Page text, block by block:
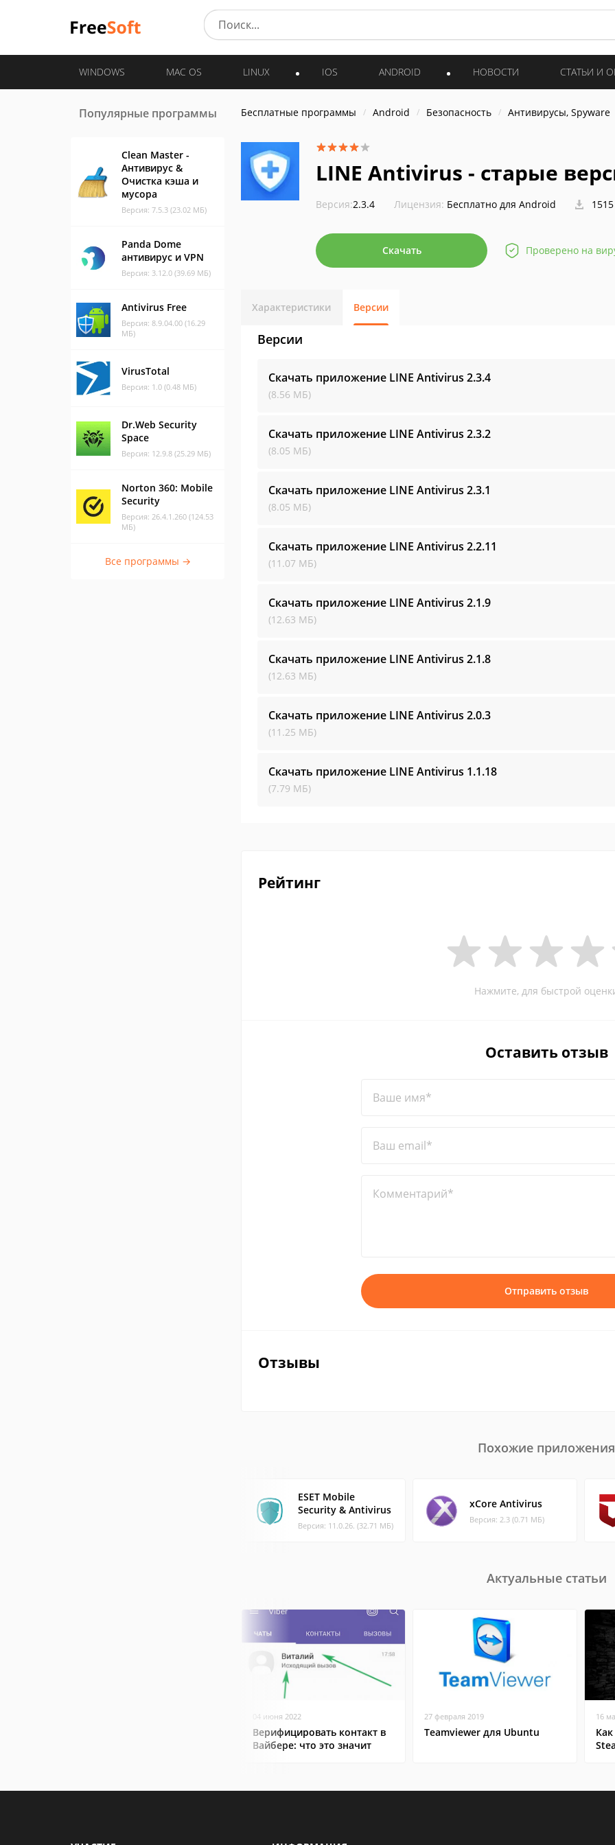
WINDOWS MAC OS LINUX IOS ANDROID НОВОСТИ СТАТЬИ И
Популярные программы
Clean Master -
Антивирус &
Очистка кэша и
мусора
Версия: 7.5.3 (23.02 МБ)
Panda Dome
антивирус и VPN
Версия: 3.12.0 (39.69 МБ)
Antivirus Free
Версия: 8.9.04.00 (16.29
МБ)
VirusTotal
Версия: 1.0 (0.48 МБ)
Dr.Web Security
Space
Версия: 12.9.8 (25.29 МБ)
Norton 360: Mobile
Security
Версия: 26.4.1.260 (124.53
МБ)
Все программы →
Бесплатные программы Android Безопасность Антивирусы, Spyware
LINE Antivirus - старые
Версия:2.3.4 Лицензия: Бесплатно для Android
Скачать Проверено на
Характеристики Версии
Версии
Скачать приложение LINE Antivirus 2.3.4
(8.56 МБ)
Скачать приложение LINE Antivirus 2.3.2
(8.05 МБ)
Скачать приложение LINE Antivirus 2.3.1
(8.05 МБ)
Скачать приложение LINE Antivirus 2.2.11
(11.07 МБ)
Скачать приложение LINE Antivirus 2.1.9
(12.63 МБ)
Скачать приложение LINE Antivirus 2.1.8
(12.63 МБ)
Скачать приложение LINE Antivirus 2.0.3
(11.25 МБ)
Скачать приложение LINE Antivirus 1.1.18
(7.79 МБ)
Рейтинг
Нажмите, для быстрой
Оставить отзыв
Ваше имя*
Ваш email*
Комментарий*
Отправить отзыв
Отзывы
Похожие приложения
ESET Mobile
Security & Antivirus
Версия: 11.0.26. (32.71 МБ)
xCore Antivirus
Версия: 2.3 (0.71 МБ)
Актуальные статьи
04 июня 2022
Верифицировать контакт в
Вайбере: что это значит
27 февраля 2019
Teamviewer для Ubuntu
16